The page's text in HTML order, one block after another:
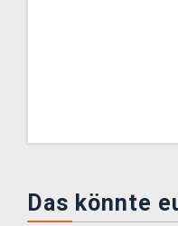
Das könnte